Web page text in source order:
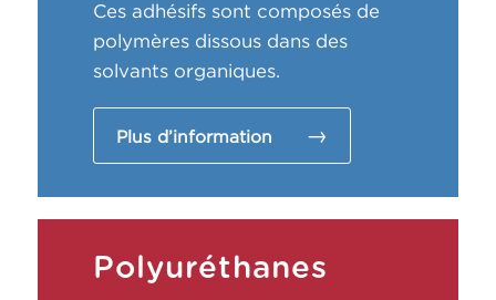
Ces adhésifs sont composés de
polymères dissous dans des
solvants organiques.
Plus d’information
Polyuréthanes